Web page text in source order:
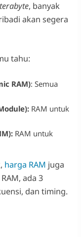
terabyte, banyak
akan segera
tahu:
RAM): Semua
RAM untuk
RAM untuk
harga RAM juga
ada 3
dan timing.